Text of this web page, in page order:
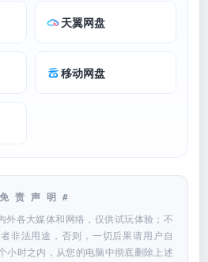
天翼网盘
移动网盘
责声明#
外各大媒体和网络，仅供试玩体验；不
非法用途，否则，一切后果请用户自
小时之内，从您的电脑中彻底删除上述